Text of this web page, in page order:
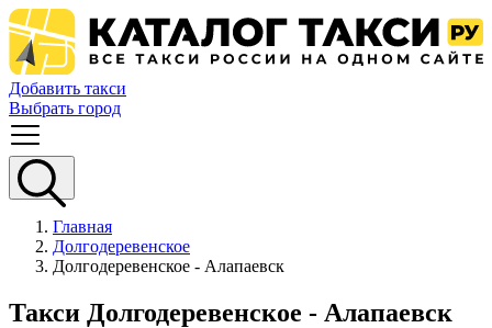
Добавить такси
Выбрать город
Главная
Долгодеревенское
Долгодеревенское - Алапаевск
Такси Долгодеревенское - Алапаевск